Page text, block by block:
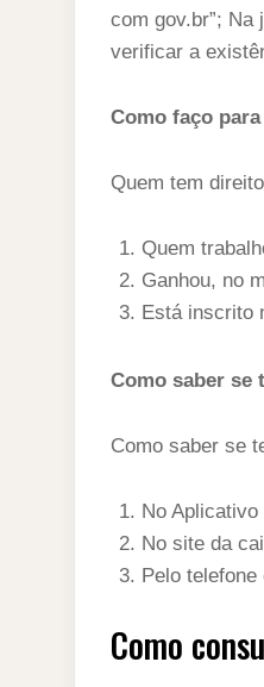
com gov.br”;
verificar a
Como faço
Quem tem
Quem
Ganhou, no
Está inscrito
Como saber se
Como saber se
No Aplicativo
No site da
Pelo telefone
Como